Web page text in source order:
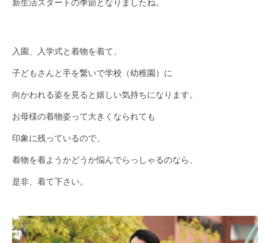
新生活スタートの季節となりましたね。
入園、入学式と着物を着て、
子どもさんと手を繋いで学校（幼稚園）に
向かわれる姿を見ると嬉しい気持ちになります。
お母様の着物姿って大きくなられても
印象に残っているので、
着物を着ようかどうか悩んでらっしゃるのなら、
是非、着て下さい。